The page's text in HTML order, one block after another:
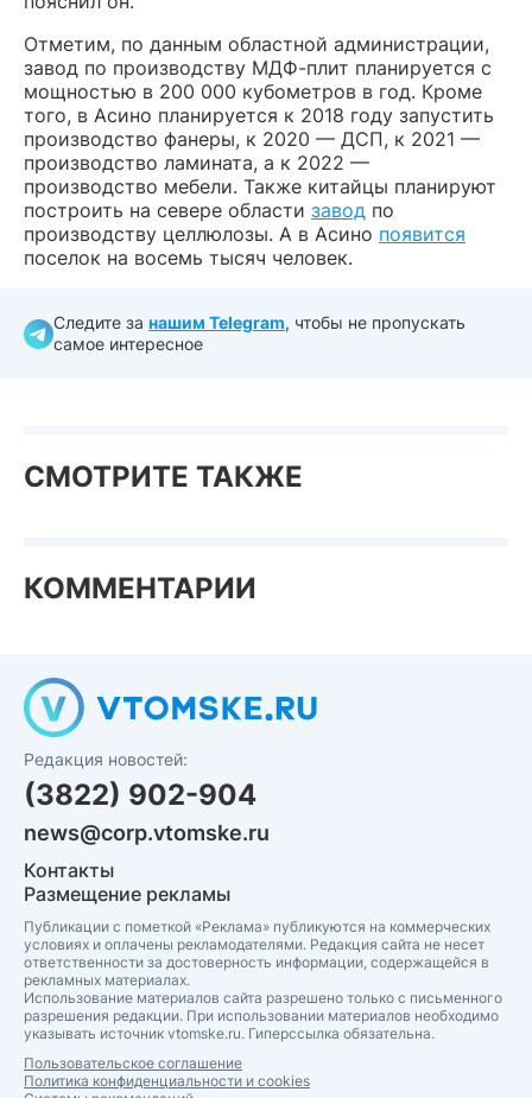
Отметим, по данным областной администрации,
завод по производству МДФ-плит планируется с
мощностью в 200 000 кубометров в год. Кроме
того, в Асино планируется к 2018 году запустить
производство фанеры, к 2020 — ДСП, к 2021 —
производство ламината, а к 2022 —
производство мебели. Также китайцы планируют
построить на севере области завод по
производству целлюлозы. А в Асино появится
поселок на восемь тысяч человек.
Следите за нашим Telegram, чтобы не пропускать
самое интересное
СМОТРИТЕ ТАКЖЕ
КОММЕНТАРИИ
Редакция новостей:
(3822) 902-904
news@corp.vtomske.ru
Контакты
Размещение рекламы
Публикации с пометкой «Реклама» публикуются на коммерческих
условиях и оплачены рекламодателями. Редакция сайта не несет
ответственности за достоверность информации, содержащейся в
рекламных материалах.
Использование материалов сайта разрешено только с письменного
разрешения редакции. При использовании материалов необходимо
указывать источник vtomske.ru. Гиперссылка обязательна.
Пользовательское соглашение
Политика конфиденциальности и cookies